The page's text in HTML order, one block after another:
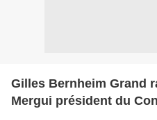
Gilles Bernheim Grand
Mergui président du